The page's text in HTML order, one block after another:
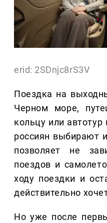
erid: 2SDnjc8rS3V
Поездка на
Черном море,
кольцу или
россиян выбирают
позволяет не
поездов и
ходу поездки и
действительно
Но уже после